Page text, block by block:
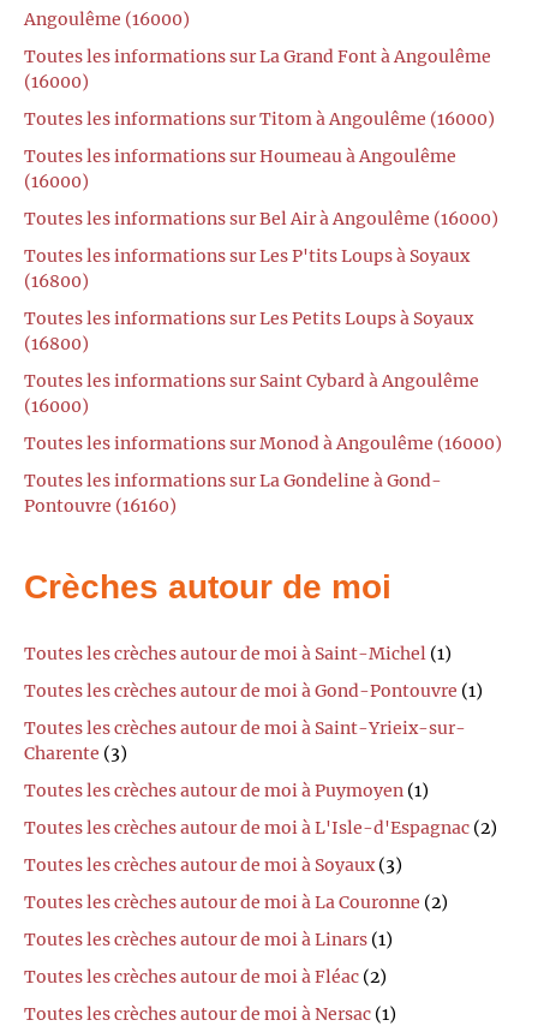
Angoulême (16000)
Toutes les informations sur La Grand Font à Angoulême
(16000)
Toutes les informations sur Titom à Angoulême (16000)
Toutes les informations sur Houmeau à Angoulême
(16000)
Toutes les informations sur Bel Air à Angoulême (16000)
Toutes les informations sur Les P'tits Loups à Soyaux
(16800)
Toutes les informations sur Les Petits Loups à Soyaux
(16800)
Toutes les informations sur Saint Cybard à Angoulême
(16000)
Toutes les informations sur Monod à Angoulême (16000)
Toutes les informations sur La Gondeline à Gond-
Pontouvre (16160)
Crèches autour de moi
Toutes les crèches autour de moi à Saint-Michel (1)
Toutes les crèches autour de moi à Gond-Pontouvre (1)
Toutes les crèches autour de moi à Saint-Yrieix-sur-
Charente (3)
Toutes les crèches autour de moi à Puymoyen (1)
Toutes les crèches autour de moi à L'Isle-d'Espagnac (2)
Toutes les crèches autour de moi à Soyaux(3)
Toutes les crèches autour de moi à La Couronne (2)
Toutes les crèches autour de moi à Linars (1)
Toutes les crèches autour de moi à Fléac (2)
Toutes les crèches autour de moi à Nersac (1)